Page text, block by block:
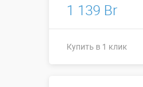
1 139 Br
Купить в 1 клик